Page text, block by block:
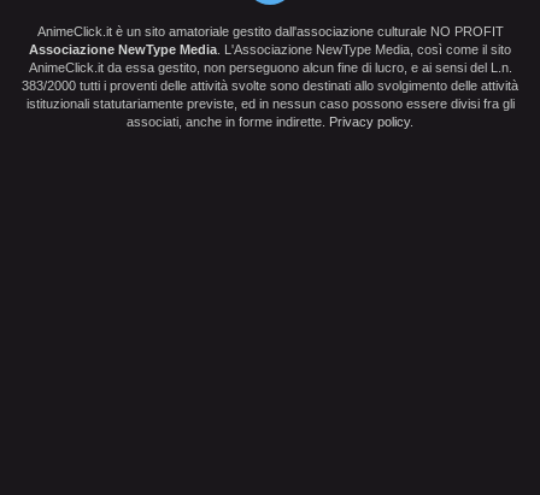
AnimeClick.it è un sito amatoriale gestito dall'associazione culturale NO PROFIT
Associazione NewType Media . L'Associazione NewType Media, così come il sito
AnimeClick.it da essa gestito, non perseguono alcun fine di lucro, e ai sensi del L.n.
383/2000 tutti i proventi delle attività svolte sono destinati allo svolgimento delle attività
istituzionali statutariamente previste, ed in nessun caso possono essere divisi fra gli
associati, anche in forme indirette. Privacy policy.